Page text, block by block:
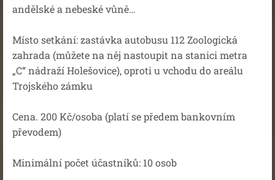
andělské a nebeské vůně…
Místo setkání: zastávka autobusu 112 Zoologická
zahrada (můžete na něj nastoupit na stanici metra
„C“ nádraží Holešovice), oproti u vchodu do areálu
Trojského zámku
Cena. 200 Kč/osoba (platí se předem bankovním
převodem)
Minimální počet účastníků: 10 osob